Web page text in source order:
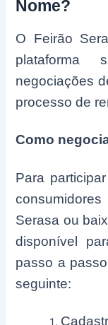
Nome?
O Feirão
plataforma
negociações
processo de
Como
Para
Serasa ou
disponível
passo a
seguinte: